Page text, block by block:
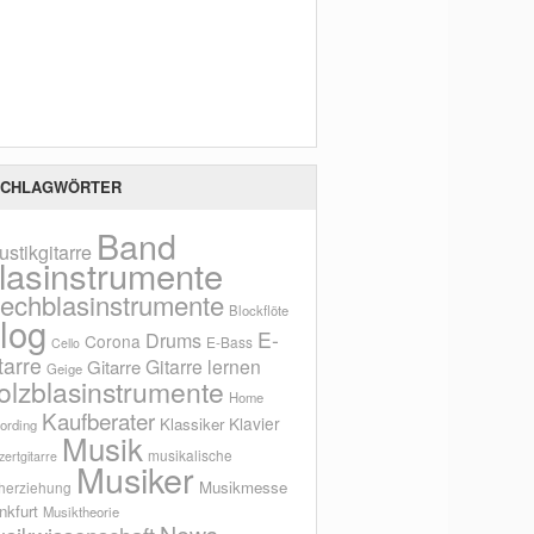
Band
Blockflöte
Cello Corona Drums E-Bass E-
Geige Gitarre Gitarre lernen
Home
Kaufberater Klassiker Klavier
Musik musikalische
Musiker Musikmesse
Musiktheorie